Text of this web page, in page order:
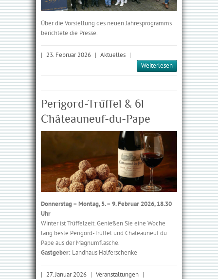
Über die Vorstellung des neuen Jahresprogramms
berichtete die Presse.
| 23. Februar 2026 | Aktuelles |
Weiterlesen
Perigord-Trüffel & 6l
Châteauneuf-du-Pape
Donnerstag – Montag, 5. – 9. Februar 2026, 18.30
Uhr
Winter ist Trüffelzeit. Genießen Sie eine Woche
lang beste Perigord-Trüffel und Chateauneuf du
Pape aus der Magnum­flasche.
Gastgeber: Landhaus Halferschenke
| 27. Januar 2026 | Veranstaltungen |